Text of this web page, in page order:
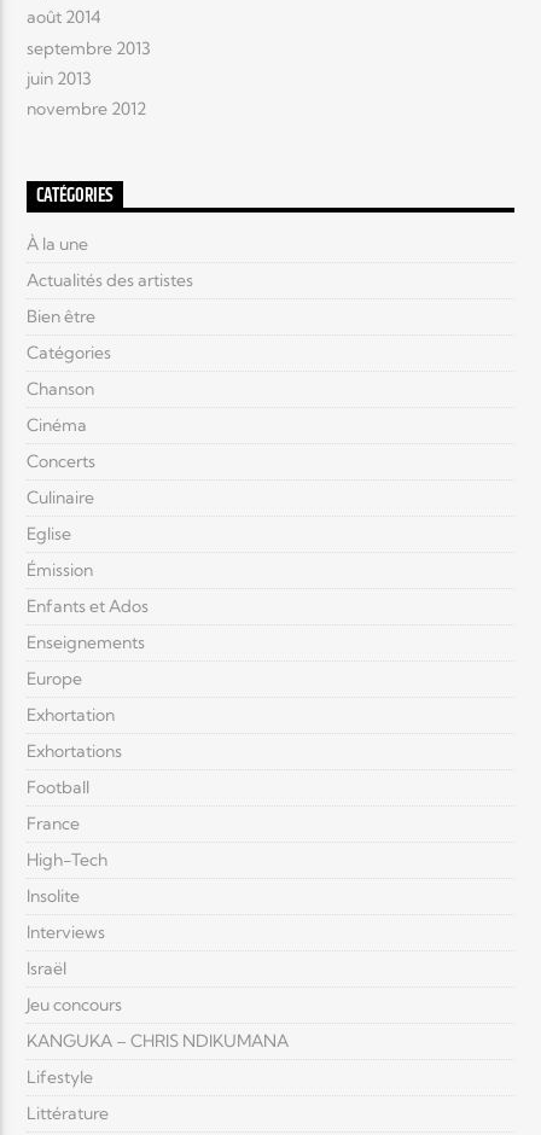
août 2014
septembre 2013
juin 2013
novembre 2012
CATÉGORIES
À la une
Actualités des artistes
Bien être
Catégories
Chanson
Cinéma
Concerts
Culinaire
Eglise
Émission
Enfants et Ados
Enseignements
Europe
Exhortation
Exhortations
Football
France
High-Tech
Insolite
Interviews
Israël
Jeu concours
KANGUKA – CHRIS NDIKUMANA
Lifestyle
Littérature